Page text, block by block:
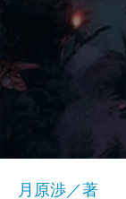
月原渉／著